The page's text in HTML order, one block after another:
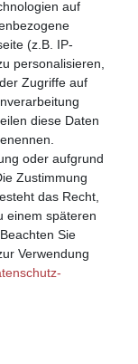
auf
(z.B. IP-
personalisieren,
Zugriffe auf
diese Daten
oder aufgrund
Zustimmung
das Recht,
einem späteren
Sie
Verwendung